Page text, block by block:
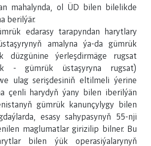
mahalynda, ol ÜD bilen bilelikde
berilýär.
edarasy tarapyndan harytlary
amalyna ýa-da gümrük
düzgünine ýerleşdirmäge rugsat
- gümrük üstaşyryna rugsat)
ulag serişdesiniň eltilmeli ýerine
çenli harydyň ýany bilen iberilýän
gümrük kanunçylygy bilen
esasy sahypasynyň 55-nji
maglumatlar girizilip bilner. Bu
bilen ýük operasiýalarynyň